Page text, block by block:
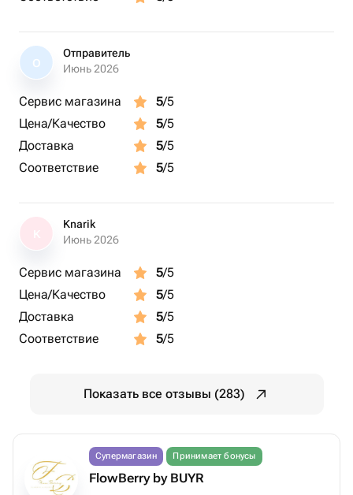
О
Отправитель
Июнь 2026
Сервис магазина 5/5
Цена/Качество
5/5
Доставка
5/5
Соответствие
5/5
Knarik
Июнь 2026
Сервис магазина 5/5
Цена/Качество
5/5
Доставка
5/5
Соответствие
5/5
Показать все отзывы (283)
Супермагазин Принимает бонусы
FlowBerry by BUYR